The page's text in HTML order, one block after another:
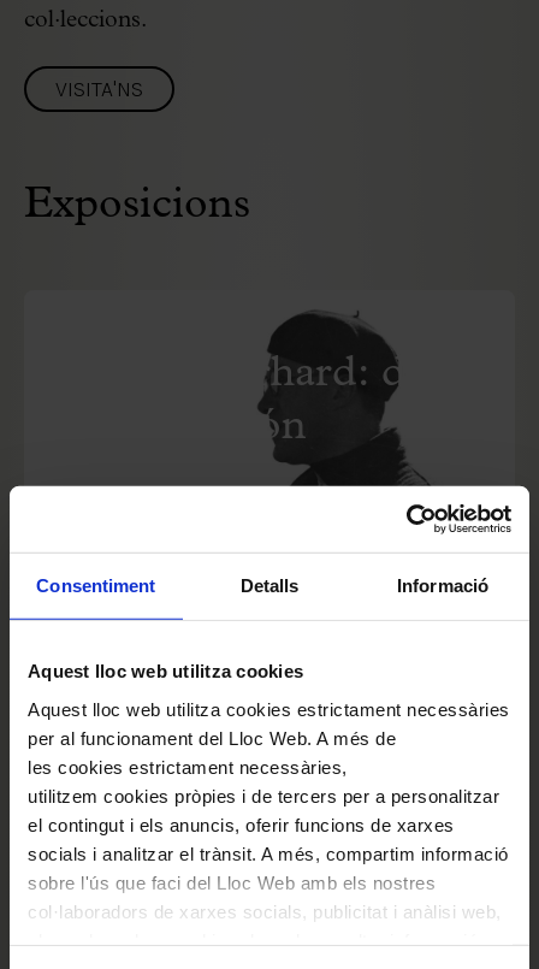
Consentiment Detalls Informació
Aquest lloc web utilitza cookies
Aquest lloc web utilitza cookies estrictament necessàries
per al funcionament del Lloc Web. A més de
les cookies estrictament necessàries,
utilitzem cookies pròpies i de tercers per a personalitzar
el contingut i els anuncis, oferir funcions de xarxes
socials i analitzar el trànsit. A més, compartim informació
sobre l'ús que faci del Lloc Web amb els nostres
col·laboradors de xarxes socials, publicitat i anàlisi web,
col·leccions.
VISITA'NS
Exposicions
Robert Gerhard: del
Palau al Món
EXPOSICIÓ PASSADA
Ricard Viñes, el Palau
y la música catalana
Del 10 de març al 20 de juliol de 2026